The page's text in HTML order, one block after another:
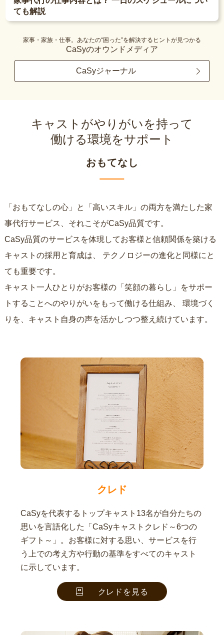
ても解説
家事・家族・仕事。あなたの“困った”を解決するヒントが見つかる
CaSyのオウンドメディア
CaSyジャーナル
キャストがやりがいを持って
働ける環境をサポート
おもてなし
「おもてなしの心」と「高いスキル」の両方を満たした家
事代行サービス、それこそがCaSy品質です。
CaSy品質のサービスを体現してお客様と信頼関係を築ける
キャストの採用と育成は、
ても重要です。
キャスト一人ひとりがお客様の「笑顔の暮らし」をサポー
トすることへのやりがいをもって働ける仕組み、
りを、キャスト自身の声を活かしつつ整え続けています。
クレド
CaSyを代表するトップキャスト13名が自分たちの
思いを言語化した「CaSyキャストクレド～6つの
ギフト～」。お客様に対する思い、サービスを行
う上での考え方や行動の基準をすべてのキャスト
に示しています。
クレドを見る